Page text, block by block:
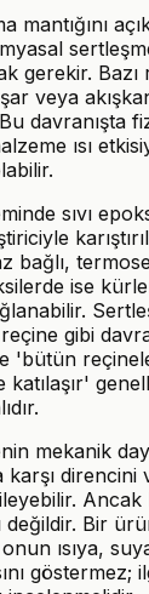
mantığını
gerekir.
veya
davranışta
ısı
sıvı
bağlı,
ise
reçine gibi
'bütün
katılaşır'
mekanik
karşı
değildir. Bir
ısıya,
göstermez;